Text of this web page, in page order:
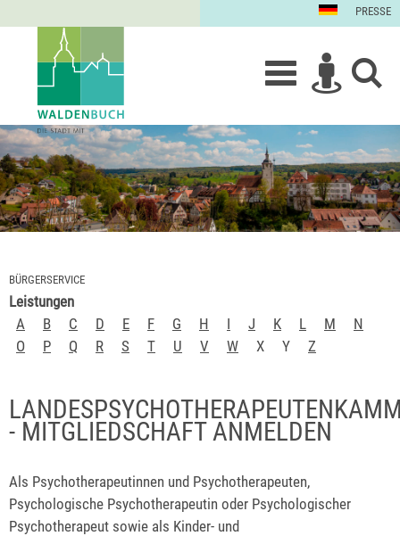
PRESSE
BÜRGERSERVICE
Leistungen
A
B C D E F G H I J K L M
N
O
P Q R S T U V W X Y Z
- MITGLIEDSCHAFT ANMELDEN
Als Psychotherapeutinnen und Psychotherapeuten,
Psychologische Psychotherapeutin oder Psychologischer
Psychotherapeut sowie als Kinder- und